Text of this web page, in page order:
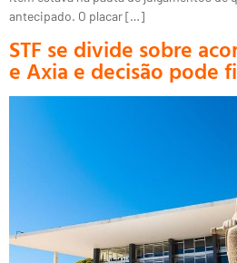
antecipado. O placar […]
STF se divide sobre
e Axia e decisão pode